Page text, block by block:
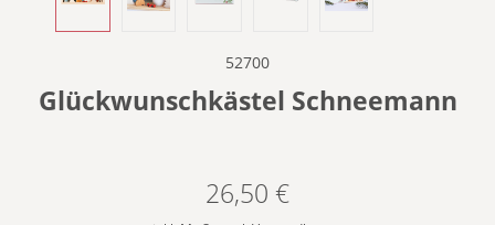
52700
Glückwunschkästel Schneemann
Regulärer Preis:
26,50 €